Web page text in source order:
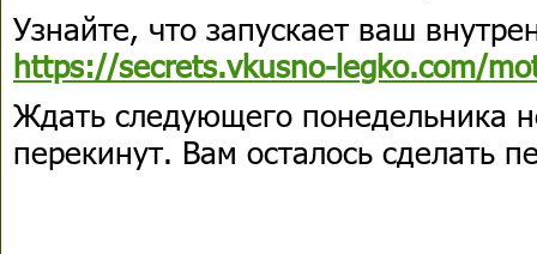
Узнайте, что запускает ваш
https://secrets.vkusno-legko.com/
Ждать следующего понедельника
перекинут. Вам осталось сделать